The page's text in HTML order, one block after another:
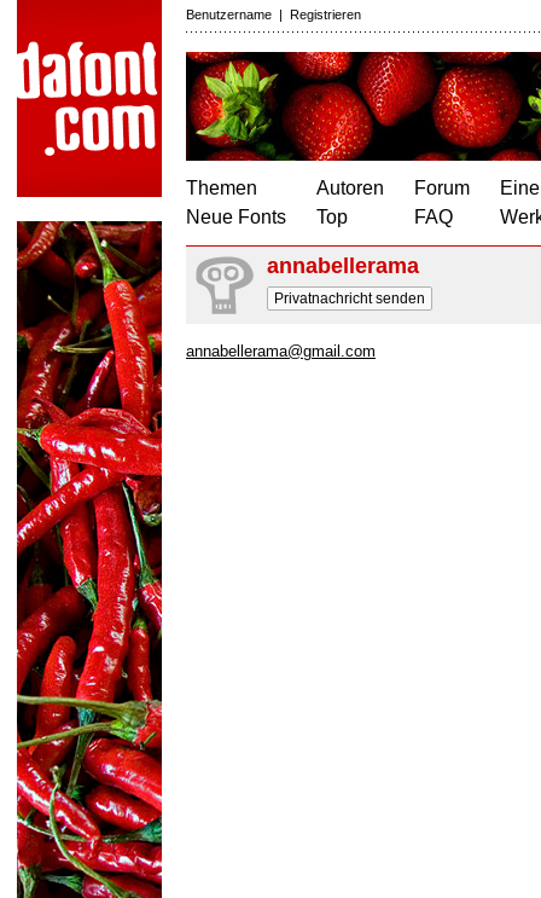
Benutzername | Registrieren
Themen
Neue Fonts
Autoren
Top
Forum
FAQ
annabellerama
Privatnachricht senden
annabellerama@gmail.com